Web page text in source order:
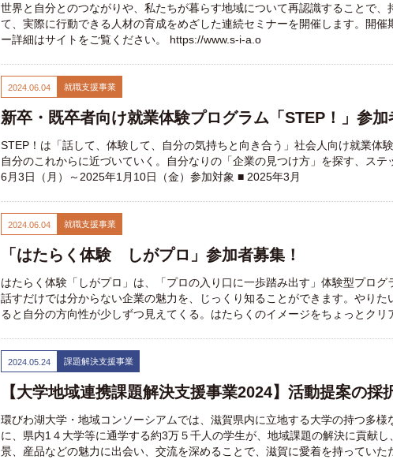
世界と自分とのつながりや、私たちが暮らす地域について再認識することで
て、実際に行動できる人材の育成をめざした連続セミナーを開催します。開
ー詳細はサイトをご覧ください。 https://www.s-i-a.o
2024.06.04 就職支援事業
新卒・既卒者向け就業体験プログラム「STEP！」参加
STEP！は「話して、体験して、自分の気持ちと向き合う」社会人向け就業体
自分のこれからに近づいていく。自分なりの「企業の見つけ方」を探す、ス
6月3日（月）～2025年1月10日（金）参加対象 ■ 2025年3月
2024.06.04 就職支援事業
「はたらく体験 しがプロ」参加者募集！
はたらく体験「しがプロ」は、「プロの入り口に一歩踏み出す」体験型プロ
話すだけでは分からない企業の魅力を、じっくり知ることができます。やり
ると自分の方向性が少しずつ見えてくる。はたらくのイメージをちょっとクリ
2024.05.24 課題解決支援事業
【大学地域連携課題解決支援事業2024】活動提案の採
環びわ湖大学・地域コンソーシアムでは、滋賀県内に立地する大学の持つ多
に、県内1４大学等に通学する約3万５千人の学生が、地域課題の解決に貢献
景、産品などの魅力に出会い、交流を深めることで、滋賀に愛着を持っていた